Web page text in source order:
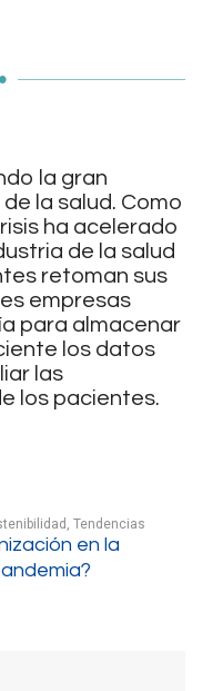
la gran
la salud. Como
ha acelerado
de la salud
retoman sus
empresas
para almacenar
los datos
las
los pacientes.
, Tendencias
en la